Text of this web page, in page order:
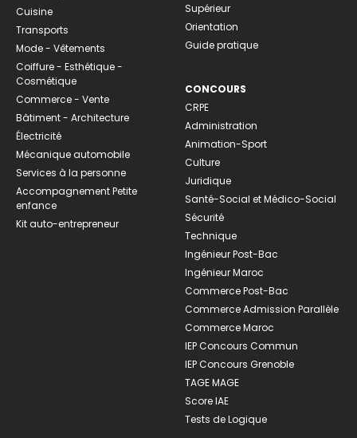
Cuisine
Transports
Mode - Vêtements
Coiffure - Esthétique -
Cosmétique
Commerce - Vente
Bâtiment - Architecture
Électricité
Mécanique automobile
Services à la personne
Accompagnement Petite
enfance
Kit auto-entrepreneur
Supérieur
Orientation
Guide pratique
CONCOURS
CRPE
Administration
Animation-Sport
Culture
Juridique
Santé-Social et Médico-Social
Sécurité
Technique
Ingénieur Post-Bac
Ingénieur Maroc
Commerce Post-Bac
Commerce Admission Parallèle
Commerce Maroc
IEP Concours Commun
IEP Concours Grenoble
TAGE MAGE
Score IAE
Tests de Logique